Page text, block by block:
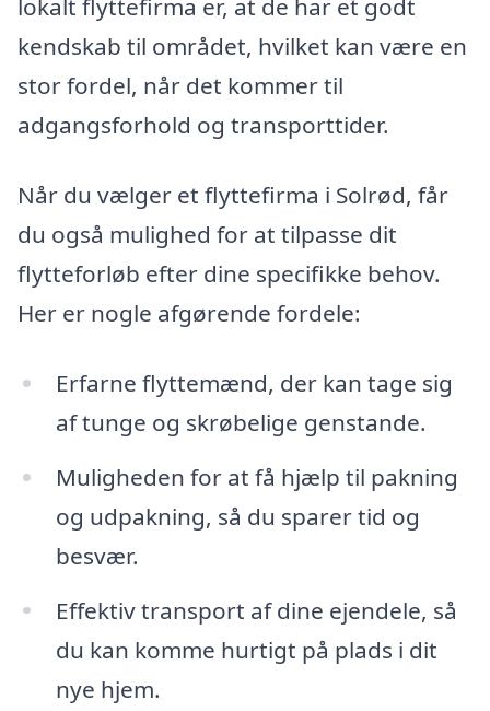
lokalt flyttefirma er, at de har et godt
kendskab til området, hvilket kan være en
stor fordel, når det kommer til
adgangsforhold og transporttider.
Når du vælger et flyttefirma i Solrød, får
du også mulighed for at tilpasse dit
flytteforløb efter dine specifikke behov.
Her er nogle afgørende fordele:
Erfarne flyttemænd, der kan tage sig
af tunge og skrøbelige genstande.
Muligheden for at få hjælp til pakning
og udpakning, så du sparer tid og
besvær.
Effektiv transport af dine ejendele, så
du kan komme hurtigt på plads i dit
nye hjem.